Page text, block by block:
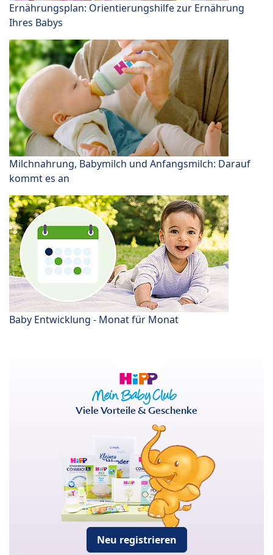
Ernährungsplan: Orientierungshilfe zur Ernährung
Ihres Babys
Milchnahrung, Babymilch und Anfangsmilch: Darauf
kommt es an
Baby Entwicklung - Monat für Monat
Viele Vorteile & Geschenke
Neu registrieren